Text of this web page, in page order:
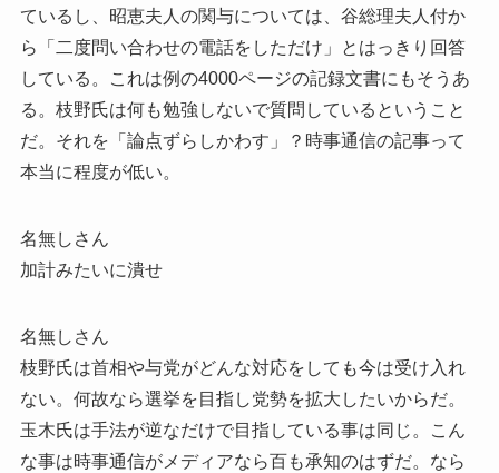
ているし、昭恵夫人の関与については、谷総理夫人付か
ら「二度問い合わせの電話をしただけ」とはっきり回答
している。これは例の4000ページの記録文書にもそうあ
る。枝野氏は何も勉強しないで質問しているということ
だ。それを「論点ずらしかわす」？時事通信の記事って
本当に程度が低い。
名無しさん
加計みたいに潰せ
名無しさん
枝野氏は首相や与党がどんな対応をしても今は受け入れ
ない。何故なら選挙を目指し党勢を拡大したいからだ。
玉木氏は手法が逆なだけで目指している事は同じ。こん
な事は時事通信がメディアなら百も承知のはずだ。なら